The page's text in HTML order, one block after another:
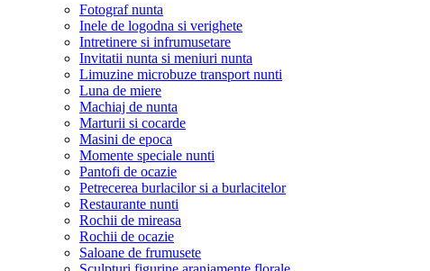
Fotograf nunta
Inele de logodna si verighete
Intretinere si infrumusetare
Invitatii nunta si meniuri nunta
Limuzine microbuze transport nunti
Luna de miere
Machiaj de nunta
Marturii si cocarde
Masini de epoca
Momente speciale nunti
Pantofi de ocazie
Petrecerea burlacilor si a burlacitelor
Restaurante nunti
Rochii de mireasa
Rochii de ocazie
Saloane de frumusete